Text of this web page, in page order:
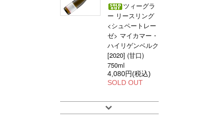
ツィーグラ
ー リースリング
<シュペートレー
ゼ> マイカマー・
ハイリゲンベルク
[2020] (甘口)
750ml
4,080円(税込)
SOLD OUT